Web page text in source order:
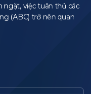
ngặt, việc tuân thủ các
(ABC) trở nên quan